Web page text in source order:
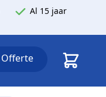
Al 15 jaar
Offerte